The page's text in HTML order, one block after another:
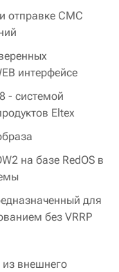
отправке СМС
интерфейсе
- системой
Eltex
на базе RedOS в
для
без VRRP
внешнего